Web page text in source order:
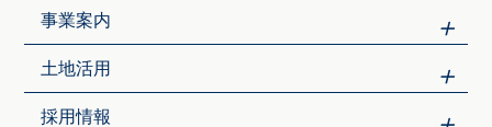
事業案内
土地活用
採用情報